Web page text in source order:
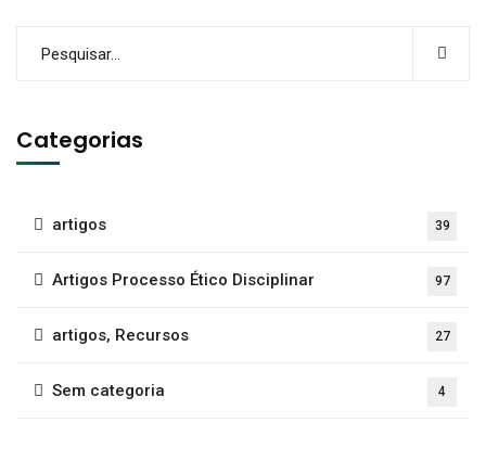
Categorias
artigos 39
Artigos Processo Ético Disciplinar 97
artigos, Recursos 27
Sem categoria 4